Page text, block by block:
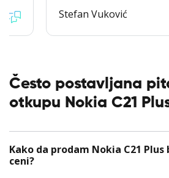
Stefan Vuković
Često postavljana
otkupu Nokia C21
Kako da prodam Nokia C21
ceni?